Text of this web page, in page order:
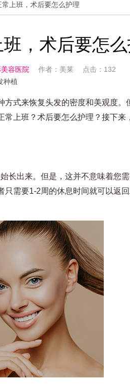
上班，术后要怎么护理
，术后要怎
美容医院 作者：美莱 点击：132
种植
式来恢复头发的密度和美观度。
上班？术后要怎么护理？接下来
出来。但是，这并不意味着您
需要1-2周的休息时间就可以返